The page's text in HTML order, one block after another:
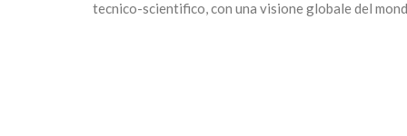
tecnico-scientifico, con una visione globale del